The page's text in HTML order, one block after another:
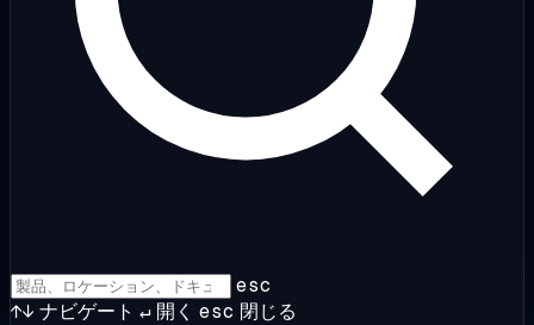
esc
↑↓ ナビゲート ↵ 開く esc 閉じる